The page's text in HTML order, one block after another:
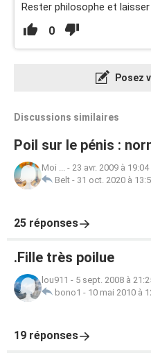
Rester philosophe et
0
Posez
Discussions similaires
Poil sur le pénis :
Moi ... - 23 avr. 2009 à 19:04
Belt - 31 oct. 2020 à
25 réponses
.Fille très poilue
lou911 - 5 sept. 2008 à
bono1 - 10 mai 2010 à
19 réponses